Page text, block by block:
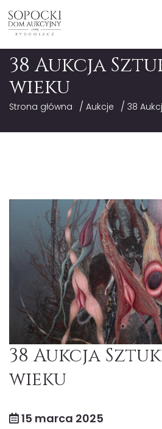
38 Aukcja
wieku
Strona główna / Aukcje / 38
38 Aukcja
wieku
15 marca 2025